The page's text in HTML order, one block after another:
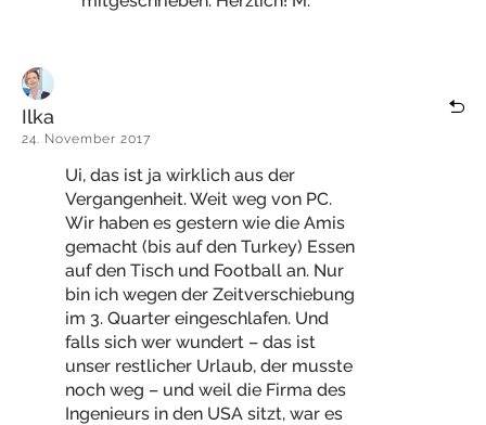
Ilka
24. November 2017
Ui, das ist ja wirklich aus der
Vergangenheit. Weit weg von PC.
Wir haben es gestern wie die Amis
gemacht (bis auf den Turkey) Essen
auf den Tisch und Football an. Nur
bin ich wegen der Zeitverschiebung
im 3. Quarter eingeschlafen. Und
falls sich wer wundert – das ist
unser restlicher Urlaub, der musste
noch weg – und weil die Firma des
Ingenieurs in den USA sitzt, war es